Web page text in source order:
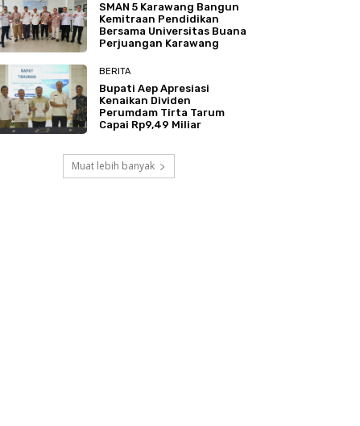
SMAN 5 Karawang Bangun
Kemitraan Pendidikan
Bersama Universitas Buana
Perjuangan Karawang
BERITA
Bupati Aep Apresiasi
Kenaikan Dividen
Perumdam Tirta Tarum
Capai Rp9,49 Miliar
Muat lebih banyak